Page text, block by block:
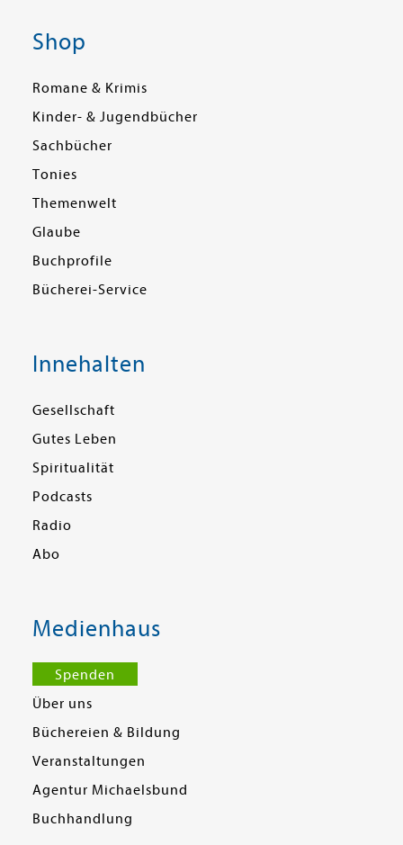
Shop
Romane & Krimis
Kinder- & Jugendbücher
Sachbücher
Tonies
Themenwelt
Glaube
Buchprofile
Bücherei-Service
Innehalten
Gesellschaft
Gutes Leben
Spiritualität
Podcasts
Radio
Abo
Medienhaus
Spenden
Über uns
Büchereien & Bildung
Veranstaltungen
Agentur Michaelsbund
Buchhandlung